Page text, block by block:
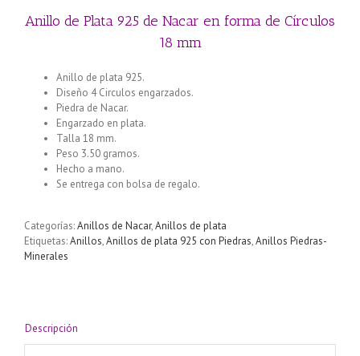
Anillo de Plata 925 de Nacar en forma de Círculos
18 mm
Anillo de plata 925.
Diseño 4 Circulos engarzados.
Piedra de Nacar.
Engarzado en plata.
Talla 18 mm.
Peso 3.50 gramos.
Hecho a mano.
Se entrega con bolsa de regalo.
Categorías:Anillos de Nacar,Anillos de plata
Etiquetas:Anillos,Anillos de plata 925 con Piedras,Anillos Piedras-
Minerales
Descripción